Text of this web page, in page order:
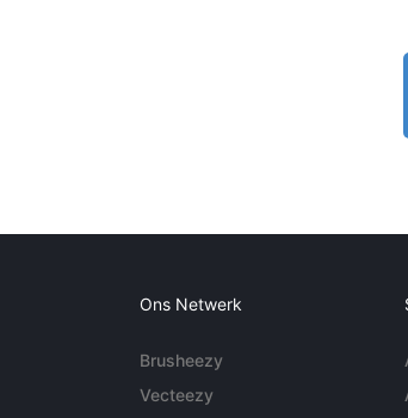
Ons Netwerk
Brusheezy
Vecteezy